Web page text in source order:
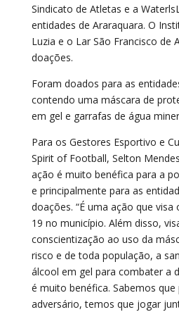
Sindicato de Atletas e a
entidades de Araraquara. O
Luzia e o Lar São Francisco de
doações.
Foram doados para as
contendo uma máscara de
em gel e garrafas de água
Para os Gestores Esportivo e
Spirit of Football, Selton
ação é muito benéfica para a
e principalmente para as
doações. “É uma ação que
19 no município. Além disso,
conscientização ao uso da
risco e de toda população, a
álcool em gel para combater a
é muito benéfica. Sabemos
adversário, temos que jogar